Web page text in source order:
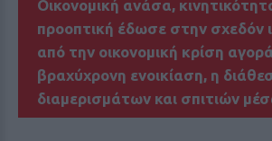
Οικονομική ανάσα,
προοπτική έδωσε στην σχεδόν
από την οικονομική κρίση
βραχύχρονη ενοικίαση, η
διαμερισμάτων και σπιτιών